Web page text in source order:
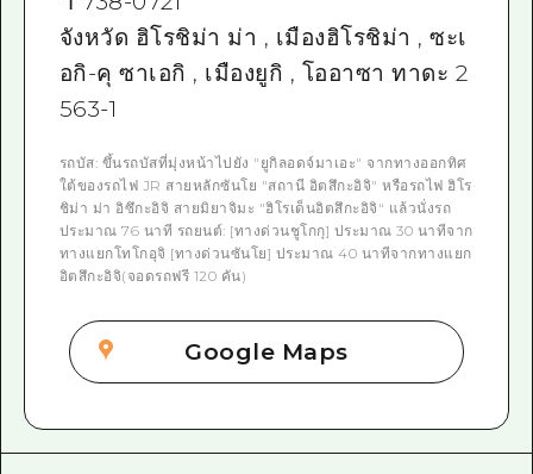
จังหวัด ฮิโรชิม่า ม่า , เมืองฮิโรชิม่า , ซะเ
อกิ-คุ ซาเอกิ , เมืองยูกิ , โออาซา ทาดะ 2
563-1
รถบัส: ขึ้นรถบัสที่มุ่งหน้าไปยัง "ยูกิลอดจ์มาเอะ" จากทางออกทิศ
ใต้ของรถไฟ JR สายหลักซันโย "สถานี อิตสึกะอิจิ" หรือรถไฟ ฮิโร
ชิม่า ม่า อิซึกะอิจิ สายมิยาจิมะ "ฮิโรเด็นอิตสึกะอิจิ" แล้วนั่งรถ
ประมาณ 76 นาที รถยนต์: [ทางด่วนชูโกกุ] ประมาณ 30 นาทีจาก
ทางแยกโทโกอุจิ [ทางด่วนซันโย] ประมาณ 40 นาทีจากทางแยก
อิตสึกะอิจิ(จอดรถฟรี 120 คัน)
Google Maps